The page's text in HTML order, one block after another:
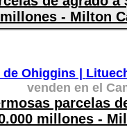
millones - Milton
Ohiggins |
venden en el
parcelas
millones -